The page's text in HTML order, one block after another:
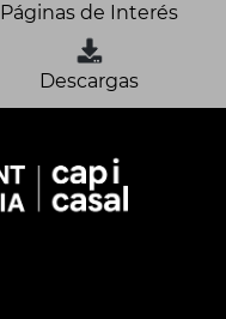
Páginas de Interés
Descargas